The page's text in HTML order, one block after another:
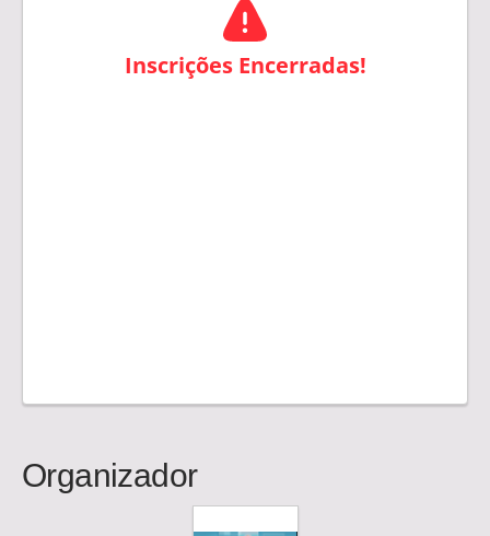
Organizador